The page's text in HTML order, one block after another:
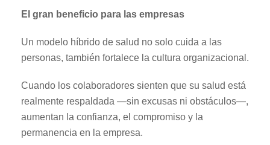
El gran beneficio para las empresas
Un modelo híbrido de salud no solo cuida a las
personas, también fortalece la cultura organizacional.
Cuando los colaboradores sienten que su salud está
realmente respaldada —sin excusas ni obstáculos—,
aumentan la confianza, el compromiso y la
permanencia en la empresa.